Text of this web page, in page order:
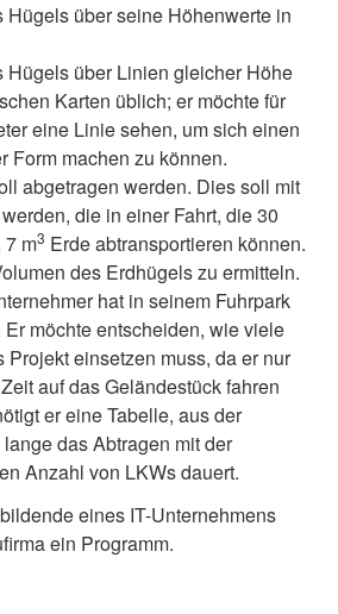
Hügels über seine Höhenwerte in
Hügels über Linien gleicher Höhe
Karten üblich; er möchte für
eine Linie sehen, um sich einen
Form machen zu können.
abgetragen werden. Dies soll mit
die in einer Fahrt, die 30
7 m3 Erde abtransportieren können.
des Erdhügels zu ermitteln.
hat in seinem Fuhrpark
Er möchte entscheiden, wie viele
Projekt einsetzen muss, da er nur
auf das Geländestück fahren
er eine Tabelle, aus der
das Abtragen mit der
Anzahl von LKWs dauert.
eines IT-Unternehmens
ein Programm.